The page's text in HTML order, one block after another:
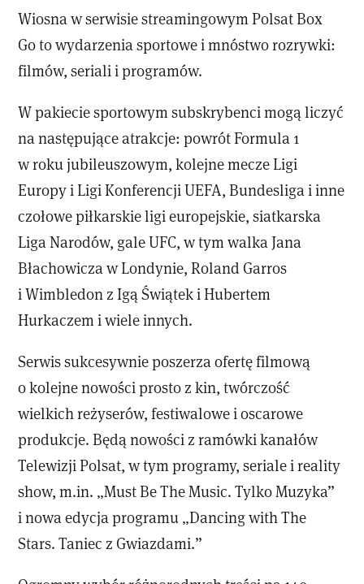
Wiosna w serwisie streamingowym Polsat Box
Go to wydarzenia sportowe i mnóstwo rozrywki:
filmów, seriali i programów.
W pakiecie sportowym subskrybenci mogą liczyć
na następujące atrakcje: powrót Formula 1
w roku jubileuszowym, kolejne mecze Ligi
Europy i Ligi Konferencji UEFA, Bundesliga i inne
czołowe piłkarskie ligi europejskie, siatkarska
Liga Narodów, gale UFC, w tym walka Jana
Błachowicza w Londynie, Roland Garros
i Wimbledon z Igą Świątek i Hubertem
Hurkaczem i wiele innych.
Serwis sukcesywnie poszerza ofertę filmową
o kolejne nowości prosto z kin, twórczość
wielkich reżyserów, festiwalowe i oscarowe
produkcje. Będą nowości z ramówki kanałów
Telewizji Polsat, w tym programy, seriale i reality
show, m.in. „Must Be The Music. Tylko Muzyka”
i nowa edycja programu „Dancing with The
Stars. Taniec z Gwiazdami.”